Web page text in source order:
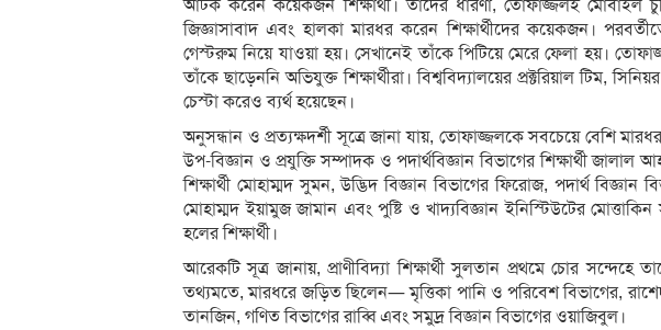
আটক করেন কয়েকজন শিক্ষার্থী। তাদের ধারণা, তোফাজ্জলই মোবাইল
জিজ্ঞাসাবাদ এবং হালকা মারধর করেন শিক্ষার্থীদের কয়েকজন।
গেস্টরুম নিয়ে যাওয়া হয়। সেখানেই তাঁকে পিটিয়ে মেরে ফেলা হয়।
তাঁকে ছাড়েননি অভিযুক্ত শিক্ষার্থীরা। বিশ্ববিদ্যালয়ের প্রক্টরিয়াল টিম,
চেস্টা করেও ব্যর্থ হয়েছেন।
অনুসন্ধান ও প্রত্যক্ষদর্শী সূত্রে জানা যায়, তোফাজ্জলকে সবচেয়ে বেশি
উপ-বিজ্ঞান ও প্রযুক্তি সম্পাদক ও পদার্থবিজ্ঞান বিভাগের শিক্ষার্থী জালাল
শিক্ষার্থী মোহাম্মদ সুমন, উদ্ভিদ বিজ্ঞান বিভাগের ফিরোজ, পদার্থ বিজ্ঞান
মোহাম্মদ ইয়ামুজ জামান এবং পুষ্টি ও খাদ্যবিজ্ঞান ইনিস্টিউটের
হলের শিক্ষার্থী।
আরেকটি সূত্র জানায়, প্রাণীবিদ্যা শিক্ষার্থী সুলতান প্রথমে চোর সন্দেহে
তথ্যমতে, মারধরে জড়িত ছিলেন— মৃত্তিকা পানি ও পরিবেশ বিভাগের,
তানজিন, গণিত বিভাগের রাব্বি এবং সমুদ্র বিজ্ঞান বিভাগের ওয়াজিবুল।